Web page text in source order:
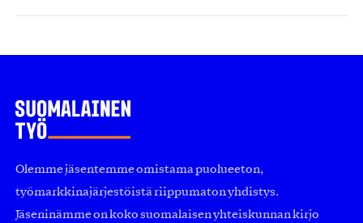
Olemme jäsentemme omistama puolueeton,
työmarkkinajärjestöistä riippumaton yhdistys.
Jäseninämme on koko suomalaisen yhteiskunnan kirjo